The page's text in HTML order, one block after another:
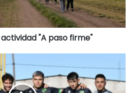
consigna “Unir las luchas es la
este movimiento y a su agenda de
acciones más acabada del
falaces crearon un sentido
"A paso firme"